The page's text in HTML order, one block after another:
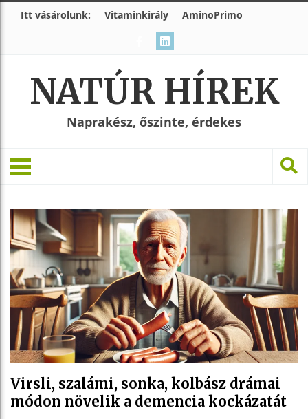
Itt vásárolunk: Vitaminkirály AminoPrimo
NATÚR HÍREK
Naprakész, őszinte, érdekes
Virsli, szalámi, sonka, kolbász drámai
módon növelik a demencia kockázatát